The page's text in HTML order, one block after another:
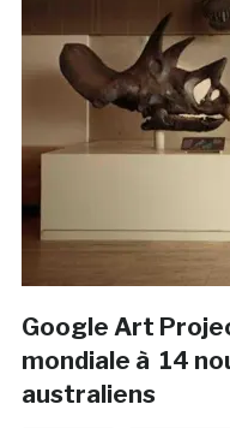
Google Art
mondiale à 14
australiens